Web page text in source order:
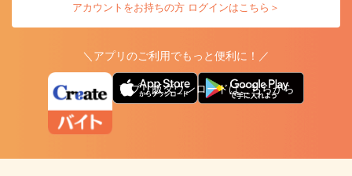
アカウントをお持ちの方 ログインはこちら＞
＼アプリのご利用でもっと便利に！／
アプリ版ダウンロードはこちらから